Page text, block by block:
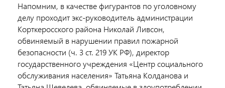
Напомним, в качестве фигурантов по уголовному
делу проходит экс-руководитель администрации
Корткеросского района Николай Ливсон,
обвиняемый в нарушении правил пожарной
безопасности (ч. 3 ст. 219 УК РФ), директор
государственного учреждения «Центр социального
обслуживания населения» Татьяна Колданова и